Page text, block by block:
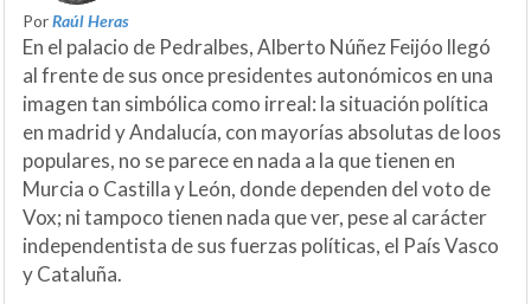
PorRaúl Heras
En el palacio de Pedralbes, Alberto Núñez Feijóo llegó
al frente de sus once presidentes autonómicos en una
imagen tan simbólica como irreal: la situación política
en madrid y Andalucía, con mayorías absolutas de loos
populares, no se parece en nada a la que tienen en
Murcia o Castilla y León, donde dependen del voto de
Vox; ni tampoco tienen nada que ver, pese al carácter
independentista de sus fuerzas políticas, el País Vasco
y Cataluña.